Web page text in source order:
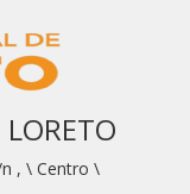
, \ Centro \